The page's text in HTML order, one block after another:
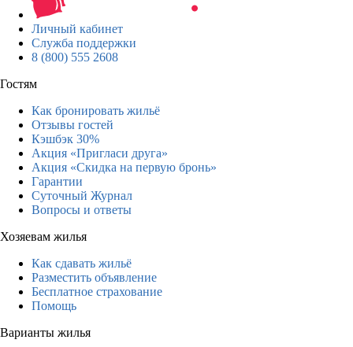
Личный кабинет
Служба поддержки
8 (800) 555 2608
Гостям
Как бронировать жильё
Отзывы гостей
Кэшбэк 30%
Акция «Пригласи друга»
Акция «Скидка на первую бронь»
Гарантии
Суточный Журнал
Вопросы и ответы
Хозяевам жилья
Как сдавать жильё
Разместить объявление
Бесплатное страхование
Помощь
Варианты жилья